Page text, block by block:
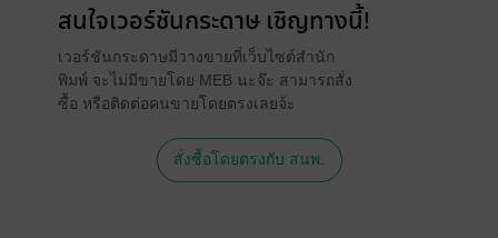
สนใจเวอร์ชันกระดาษ เชิญทางนี้!
เวอร์ชันกระดาษมีวางขายที่เว็บไซต์สำนัก
พิมพ์ จะไม่มีขายโดย MEB นะจ๊ะ สามารถสั่ง
ซื้อ หรือติดต่อคนขายโดยตรงเลยจ้ะ
สั่งซื้อโดยตรงกับ สนพ.